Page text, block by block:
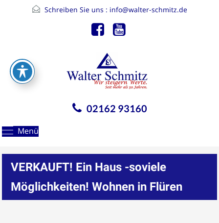
Schreiben Sie uns : info@walter-schmitz.de
02162 93160
Menü
VERKAUFT! Ein Haus -soviele
Möglichkeiten! Wohnen in Flüren